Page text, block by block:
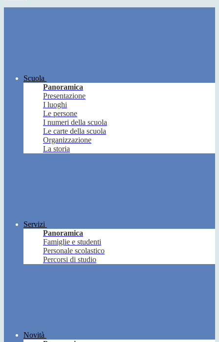
Scuola
Panoramica
Presentazione
I luoghi
Le persone
I numeri della scuola
Le carte della scuola
Organizzazione
La storia
Servizi
Panoramica
Famiglie e studenti
Personale scolastico
Percorsi di studio
Novità